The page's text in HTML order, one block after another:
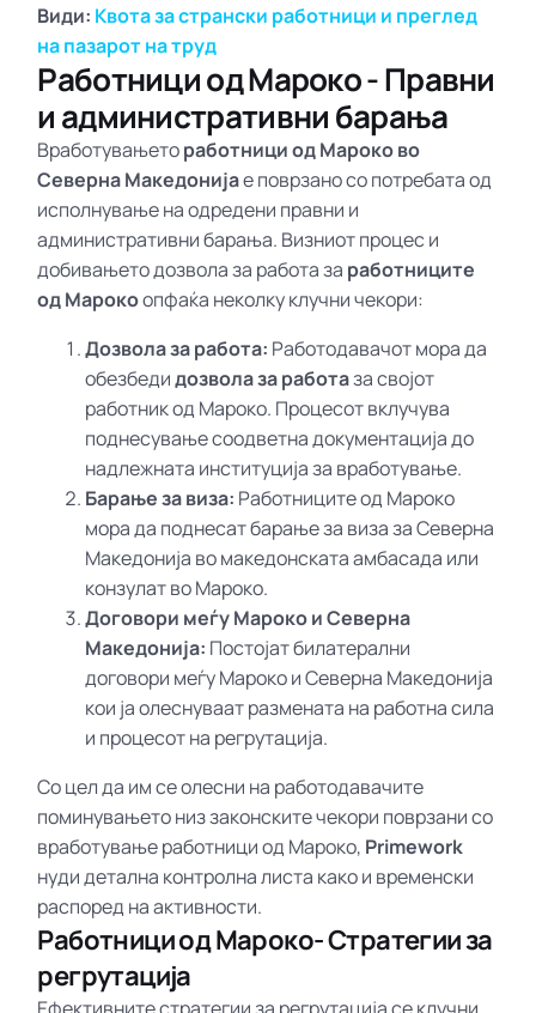
Види: Квота за странски работници и преглед
на пазарот на труд
Работници од Мароко - Правни
и административни барања
Вработувањетоработници од Мароко во
Северна Македонијае поврзано со потребата од
исполнување на одредени правни и
административни барања. Визниот процес и
добивањето дозвола за работа за работниците
од Марокоопфаќа неколку клучни чекори:
Дозвола за работа: Работодавачот мора да
обезбедидозвола за работаза својот
работник од Мароко. Процесот вклучува
поднесување соодветна документација до
надлежната институција за вработување.
Барање за виза: Работниците од Мароко
мора да поднесат барање за виза за Северна
Македонија во македонската амбасада или
конзулат во Мароко.
Договори меѓу Мароко и Северна
Македонија: Постојат билатерални
договори меѓу Мароко и Северна Македонија
кои ја олеснуваат размената на работна сила
и процесот на регрутација.
Со цел да им се олесни на работодавачите
поминувањето низ законските чекори поврзани со
вработување работници од Мароко, Primework
нуди детална контролна листа како и временски
распоред на активности.
Работници од Мароко- Стратегии за
регрутација